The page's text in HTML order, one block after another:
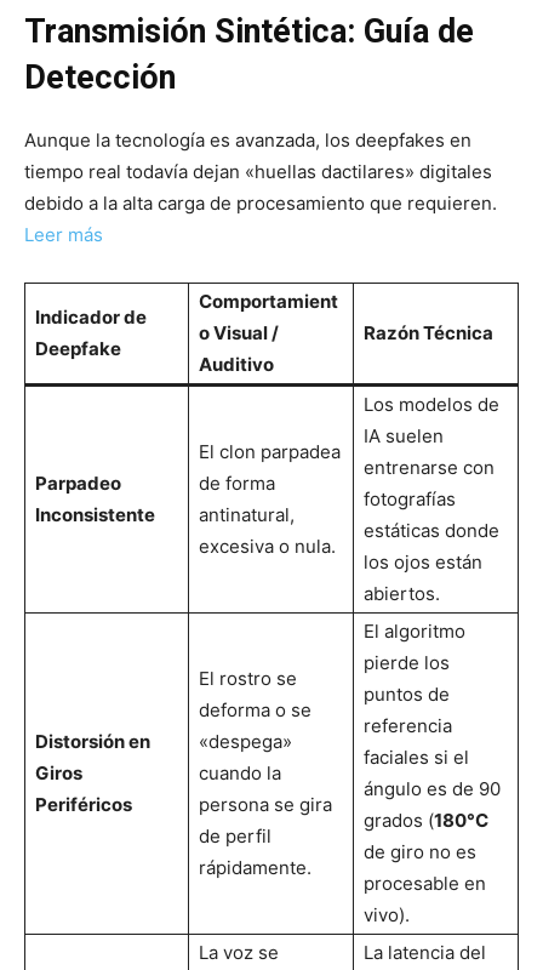
Transmisión Sintética: Guía de
Detección
Aunque la tecnología es avanzada, los deepfakes en
tiempo real todavía dejan «huellas dactilares» digitales
debido a la alta carga de procesamiento que requieren.
Leer más
Indicador de
Deepfake
Comportamient
o Visual /
Auditivo
Razón Técnica
Parpadeo
Inconsistente
El clon parpadea
de forma
antinatural,
excesiva o nula.
Los modelos de
IA suelen
entrenarse con
fotografías
estáticas donde
los ojos están
abiertos.
Distorsión en
Giros
Periféricos
El rostro se
deforma o se
«despega»
cuando la
persona se gira
de perfil
rápidamente.
El algoritmo
pierde los
puntos de
referencia
faciales si el
ángulo es de 90
grados (180°C
de giro no es
procesable en
vivo).
La voz se
La latencia del